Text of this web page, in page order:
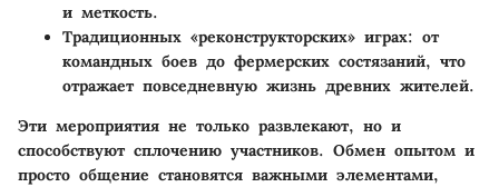
и меткость.
Традиционных «реконструкторских» играх: от
командных боев до фермерских состязаний, что
отражает повседневную жизнь древних жителей.
Эти мероприятия не только развлекают, но и
способствуют сплочению участников. Обмен опытом и
просто общение становятся важными элементами,